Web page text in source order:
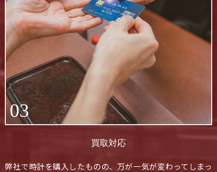
03
買取対応
弊社で時計を購入したものの、万が一気が変わってしまっ